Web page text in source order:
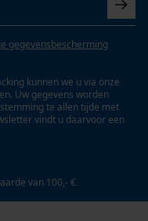
gegevensbescherming
kunnen we u via onze
Uw gegevens worden
te allen tijde met
vindt u daarvoor een
van 100,- €